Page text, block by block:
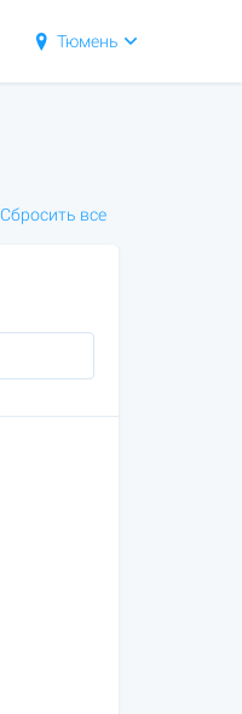
Тюмень
Сбросить все